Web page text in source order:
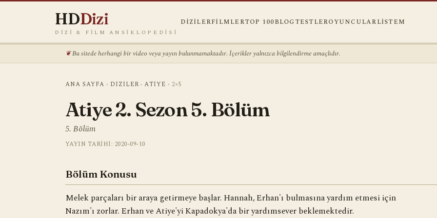
HDDizi
DIZI & FILM ANSIKLOPEDISI
DIZILERFILMLERTOP 100BLOGTESTLEROYUNCULARLISTEM
Bu sitede herhangi bir video veya yayın bulunmamaktadır. İçerikler yalnızca bilgilendirme amaçlıdır.
ANA SAYFA › DIZILER ›ATIYE › 2×5
Atiye 2. Sezon 5. Bölüm
5. Bölüm
YAYIN TARIHI: 2020-09-10
Bölüm Konusu
Melek parçaları bir araya getirmeye başlar. Hannah, Erhan'ı bulmasına yardım etmesi için
Nazım'ı zorlar. Erhan ve Atiye'yi Kapadokya'da bir yardımsever beklemektedir.